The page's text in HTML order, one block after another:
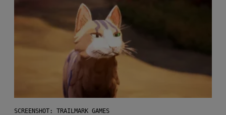
SCREENSHOT: TRAILMARK GAMES